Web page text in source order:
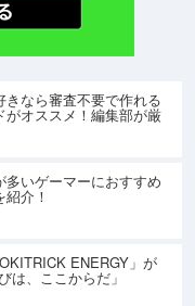
なら審査不要で作れる
がオススメ！編集部が厳
いゲーマーにおすすめ
介！
ENERGY」が
は、ここからだ」